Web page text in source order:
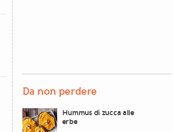
Da non perdere
Hummus di zucca alle
erbe